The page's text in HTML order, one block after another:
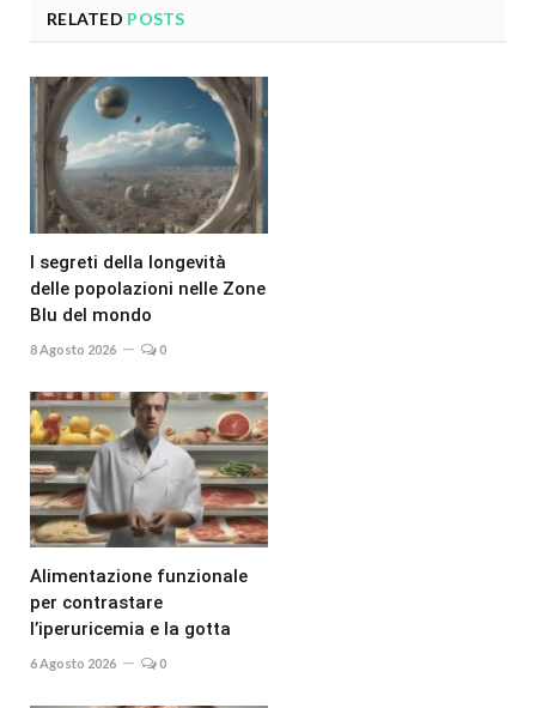
RELATED POSTS
I segreti della longevità
delle popolazioni nelle Zone
Blu del mondo
8 Agosto 2026 0
Alimentazione funzionale
per contrastare
l’iperuricemia e la gotta
6 Agosto 2026 0